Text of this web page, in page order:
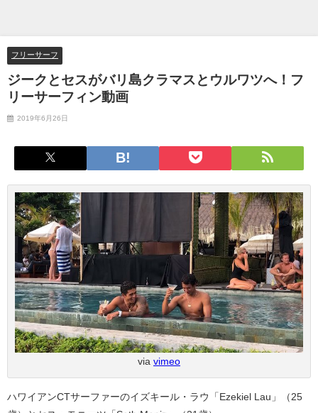
フリーサーフ
ジークとセスがバリ島クラマスとウルワツへ！フ
リーサーフィン動画
2019年6月26日
via vimeo
ハワイアンCTサーファーのイズキール・ラウ「Ezekiel Lau」（25